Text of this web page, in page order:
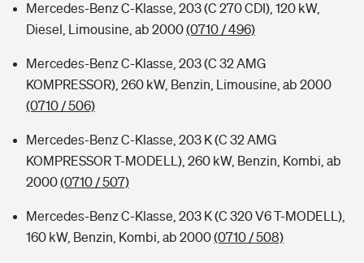
Mercedes-Benz C-Klasse, 203 (C 270 CDI), 120 kW,
Diesel, Limousine, ab 2000(0710 / 496)
Mercedes-Benz C-Klasse, 203 (C 32 AMG
KOMPRESSOR), 260 kW, Benzin, Limousine, ab 2000
(0710 / 506)
Mercedes-Benz C-Klasse, 203 K (C 32 AMG
KOMPRESSOR T-MODELL), 260 kW, Benzin, Kombi, ab
2000(0710 / 507)
Mercedes-Benz C-Klasse, 203 K (C 320 V6 T-MODELL),
160 kW, Benzin, Kombi, ab 2000(0710 / 508)